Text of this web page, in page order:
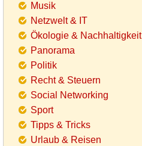
Musik
Netzwelt & IT
Ökologie & Nachhaltigkeit
Panorama
Politik
Recht & Steuern
Social Networking
Sport
Tipps & Tricks
Urlaub & Reisen